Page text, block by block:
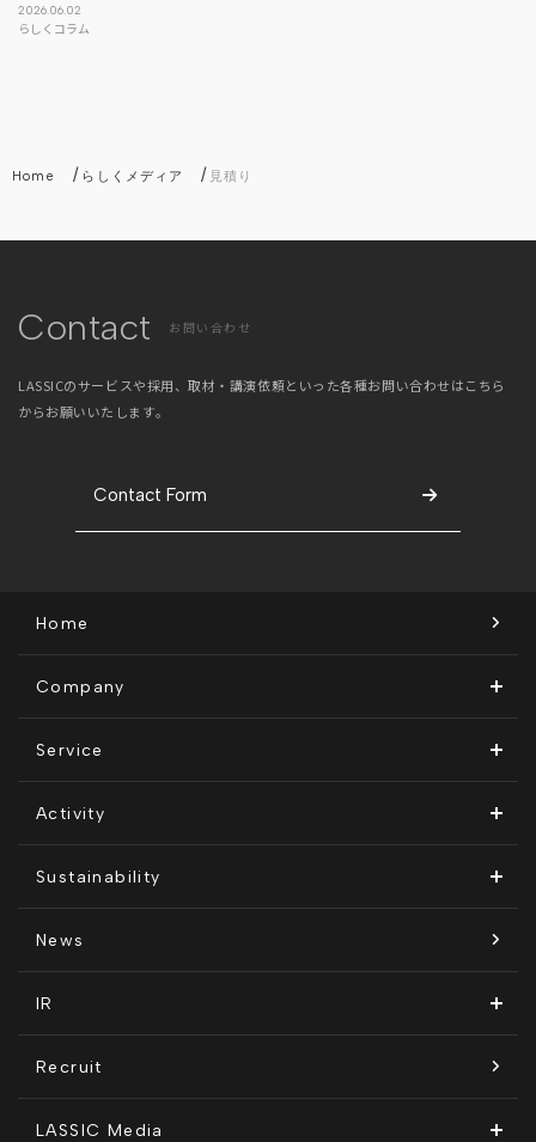
2026.06.02
らしくコラム
Home / らしくメディア / 見積り
Contact お問い合わせ
LASSICのサービスや採用、取材・講演依頼といった各種お問い合わせはこちら
からお願いいたします。
Contact Form
Home
Company
ビジョン・ミッション
会社概要
沿革
Service
Remogu（リモグ）・リラシク
Remoguフリーランス
Activity
メディア運営
テレリモ総研
Sustainability
SDGsに対する取り組み
コンプライアンス推進体制
News
IR
開示情報
コーポレート・ガバナンス
Recruit
LASSIC Media